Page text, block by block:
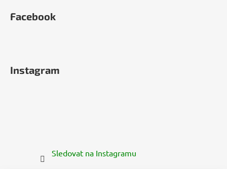
Facebook
Instagram
Sledovat na Instagramu